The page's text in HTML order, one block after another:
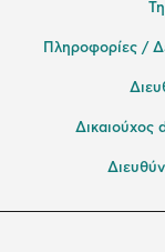
Πληροφορίες /
Δικαιούχος